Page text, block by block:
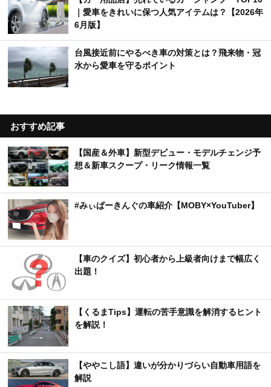
｜愛車をきれいに保つ人気アイテムは？【2026年
6月版】
台風接近前にやるべき車の対策とは？飛来物・冠
水から愛車を守るポイント
おすすめ記事
【国産＆外車】新型デビュー・モデルチェンジ予
想＆新車スクープ・リーク情報一覧
#みぃぱーきんぐの車紹介【MOBY×YouTuber】
【車のクイズ】初心者から上級者向けまで幅広く
出題！
【くるまTips】運転の苦手意識を解消するヒント
を解説！
【ややこし語】違いが分かりづらい自動車用語を
解説